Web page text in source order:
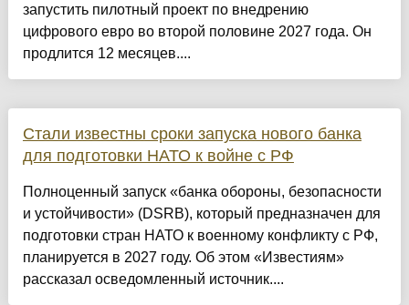
запустить пилотный проект по внедрению
цифрового евро во второй половине 2027 года. Он
продлится 12 месяцев....
Стали известны сроки запуска нового банка
для подготовки НАТО к войне с РФ
Полноценный запуск «банка обороны, безопасности
и устойчивости» (DSRB), который предназначен для
подготовки стран НАТО к военному конфликту с РФ,
планируется в 2027 году. Об этом «Известиям»
рассказал осведомленный источник....